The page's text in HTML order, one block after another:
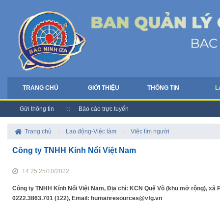
TRANG CHỦ GIỚI THIỆU THÔNG TIN
Gửi thông tin Báo cáo trực tuyến
Trang chủ Lao động-Việc làm Việc tìm người
Công ty TNHH Kính Nổi Việt Nam
14:25 25/10/2022
Công ty TNHH Kính Nổi Việt Nam, Địa chỉ: KCN Quế Võ (khu mở rộng),
0222.3863.701 (122), Email: humanresources@vfg.vn